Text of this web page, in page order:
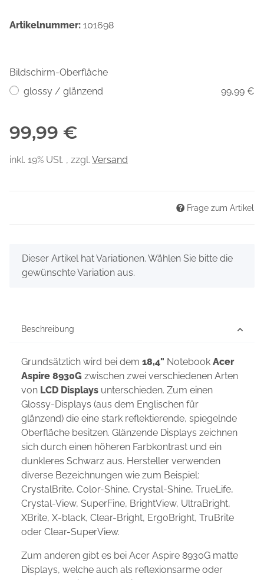
Artikelnummer: 101698
Bildschirm-Oberfläche
glossy / glänzend
99,99 €
99,99 €
inkl. 19% USt. , zzgl. Versand
Frage zum Artikel
x
Dieser Artikel hat Variationen. Wählen Sie bitte die
gewünschte Variation aus.
Beschreibung
Grundsätzlich wird bei dem 18,4" Notebook Acer
Aspire 8930G zwischen zwei verschiedenen Arten
von LCD Displays unterschieden. Zum einen
Glossy-Displays (aus dem Englischen für
glänzend) die eine stark reflektierende, spiegelnde
Oberfläche besitzen. Glänzende Displays zeichnen
sich durch einen höheren Farbkontrast und ein
dunkleres Schwarz aus. Hersteller verwenden
diverse Bezeichnungen wie zum Beispiel:
CrystalBrite, Color-Shine, Crystal-Shine, TrueLife,
Crystal-View, SuperFine, BrightView, UltraBright,
XBrite, X-black, Clear-Bright, ErgoBright, TruBrite
oder Clear-SuperView.
Zum anderen gibt es bei Acer Aspire 8930G matte
Displays, welche auch als reflexionsarme oder